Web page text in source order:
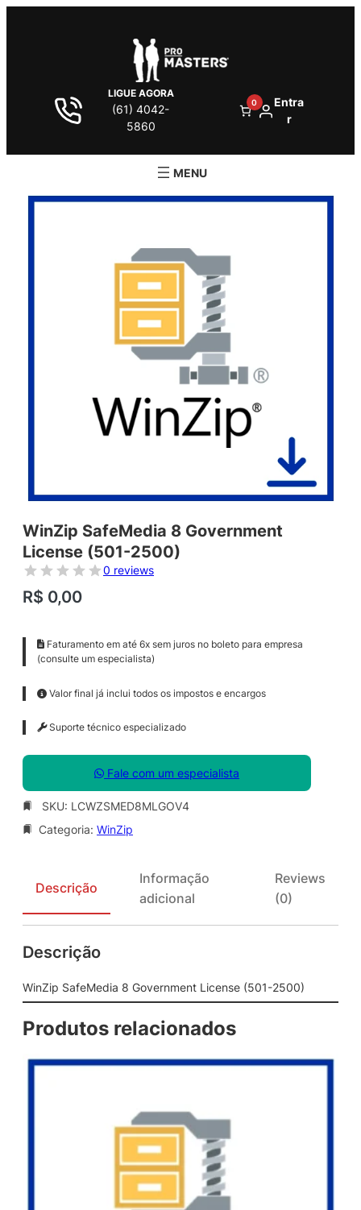
LIGUE AGORA
(61) 4042-
5860
0
Entra
r
WinZip SafeMedia 8 Government
License (501-2500)
0 reviews
R$ 0,00
Faturamento em até 6x sem juros no boleto para empresa
(consulte um especialista)
Valor final já inclui todos os impostos e encargos
Suporte técnico especializado
Fale com um especialista
SKU: LCWZSMED8MLGOV4
Categoria: WinZip
Descrição
Informação
adicional
Reviews
(0)
Descrição
WinZip SafeMedia 8 Government License (501-2500)
Produtos relacionados